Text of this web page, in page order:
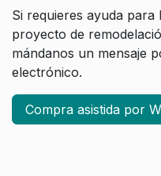
Si requieres ayuda
proyecto de
mándanos un mensaje
electrónico.
Compra asistida por